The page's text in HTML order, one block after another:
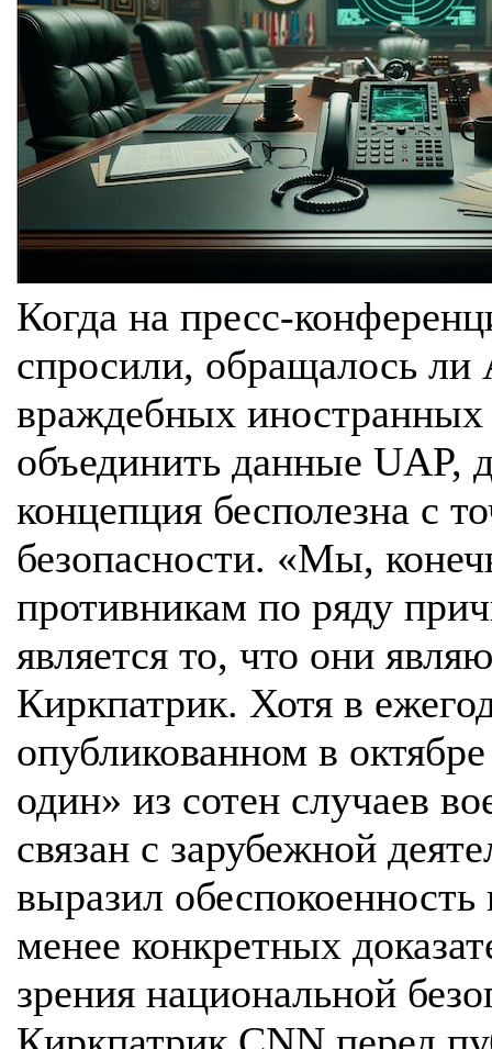
Когда на пресс-
спросили, обращалось
враждебных иностранных
объединить данные UAP,
концепция бесполезна с
безопасности. «Мы,
противникам по ряду
является то, что они
Киркпатрик. Хотя в
опубликованном в
один» из сотен случаев
связан с зарубежной
выразил
менее конкретных
зрения национальной